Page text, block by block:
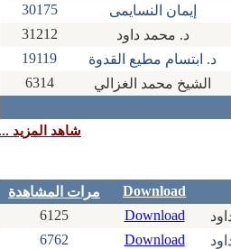
30175
إيمان النسايمى
31212
د. محمد داود
19119
د. ابتسام مطيع القدوة
6314
الشيخ محمد الغزالي
... شاهد المزيد
مرات المشاهدة Download
6125
Download
6762
Download